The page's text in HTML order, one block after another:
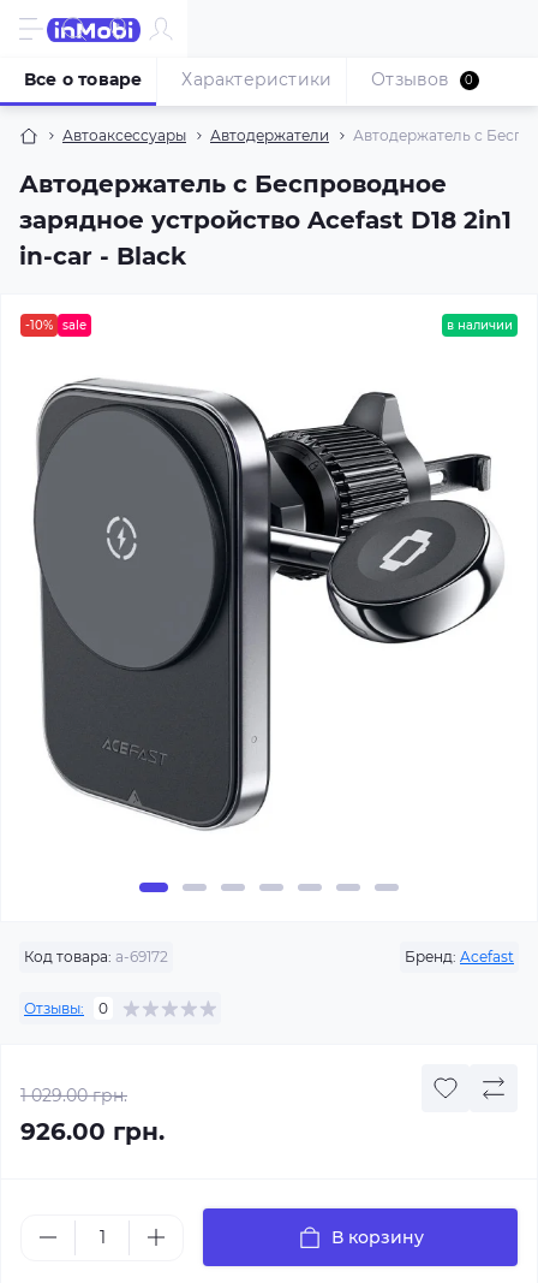
Автоаксессуары Автодержатели Автодержатель с
Автодержатель с Беспроводное
зарядное устройство Acefast D18 2in1
in-car - Black
Все о товаре Характеристики Отзывов 0
-10% sale в наличии
Код товара: a-69172 Бренд: Acefast
Отзывы: 0
1 029.00 грн.
926.00 грн.
В корзину